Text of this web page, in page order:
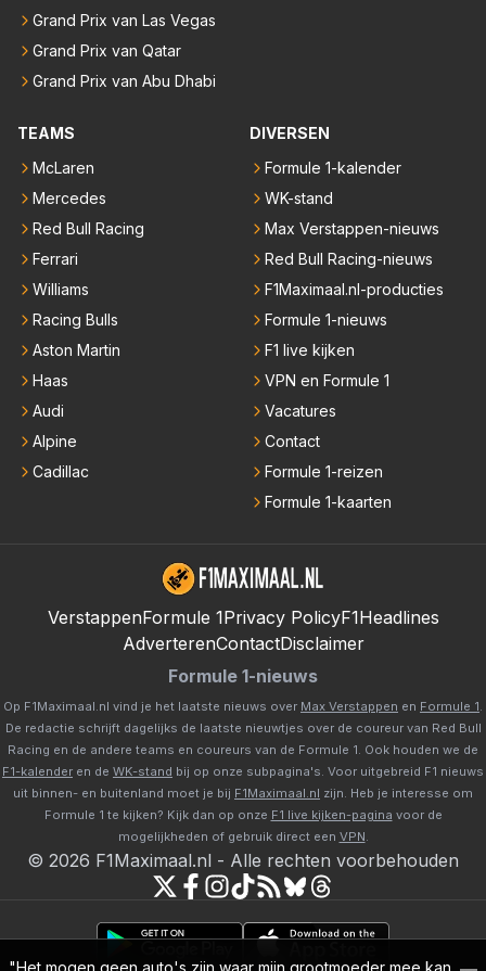
Grand Prix van Las Vegas
Grand Prix van Qatar
Grand Prix van Abu Dhabi
TEAMS
McLaren
Mercedes
Red Bull Racing
Ferrari
Williams
Racing Bulls
Aston Martin
Haas
Audi
Alpine
Cadillac
DIVERSEN
Formule 1-kalender
WK-stand
Max Verstappen-nieuws
Red Bull Racing-nieuws
F1Maximaal.nl-producties
Formule 1-nieuws
F1 live kijken
VPN en Formule 1
Vacatures
Contact
Formule 1-reizen
Formule 1-kaarten
VerstappenFormule 1Privacy PolicyF1Headlines
AdverterenContactDisclaimer
Formule 1-nieuws
Op F1Maximaal.nl vind je het laatste nieuws over Max Verstappen en Formule 1
De redactie schrijft dagelijks de laatste nieuwtjes over de coureur van Red Bull
Racing en de andere teams en coureurs van de Formule 1. Ook houden we de
F1-kalender en de WK-stand bij op onze subpagina's. Voor uitgebreid F1 nieuws
uit binnen- en buitenland moet je bij F1Maximaal.nl zijn. Heb je interesse om
Formule 1 te kijken? Kijk dan op onze F1 live kijken-pagina voor de
mogelijkheden of gebruik direct een VPN
© 2026 F1Maximaal.nl - Alle rechten voorbehouden
"Het mogen geen auto's zijn waar mijn grootmoeder mee kan